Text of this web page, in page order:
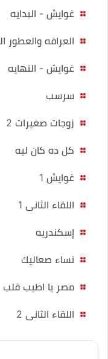
غوايش - البدايه
العرافه والعطور
غوايش - النهايه
سرسب
زوجات صغيرات 2
كل ده كان ليه
غوايش 1
اللقاء الثانى 1
إسكندريه
نساء صعاليك
مصر يا اطيب قلب
اللقاء الثانى 2